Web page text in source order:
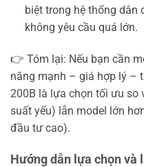
biệt trong hệ thống dân
không yêu cầu quá lớn.
👉 Tóm lại: Nếu bạn cần
năng mạnh – giá hợp lý –
200B là lựa chọn tối ưu so
suất yếu) lẫn model lớn
đầu tư cao).
Hướng dẫn lựa chọn và